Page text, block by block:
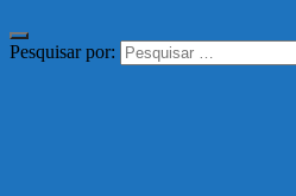
Pesquisar por: